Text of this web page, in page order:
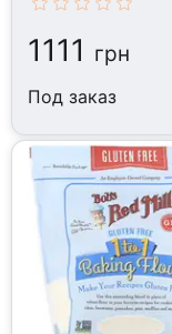
1111 грн
Под заказ